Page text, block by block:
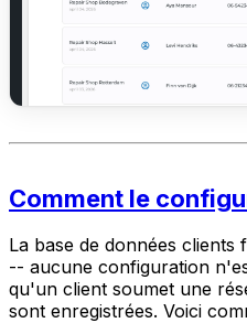
Comment le
La base de données
-- aucune configuration
qu'un client soumet une
sont enregistrées. Voici